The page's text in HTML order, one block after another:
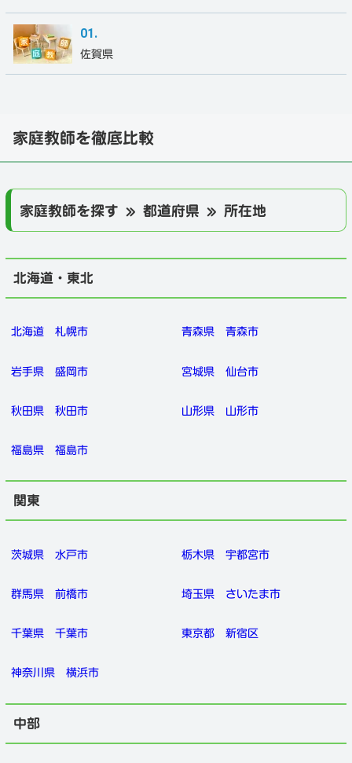
佐賀県
家庭教師を徹底比較
家庭教師を探す » 都道府県 » 所在地
北海道・東北
北海道 札幌市 青森県 青森市
岩手県 盛岡市 宮城県 仙台市
秋田県 秋田市 山形県 山形市
福島県 福島市
関東
茨城県 水戸市 栃木県 宇都宮市
群馬県 前橋市 埼玉県 さいたま市
千葉県 千葉市 東京都 新宿区
神奈川県 横浜市
中部